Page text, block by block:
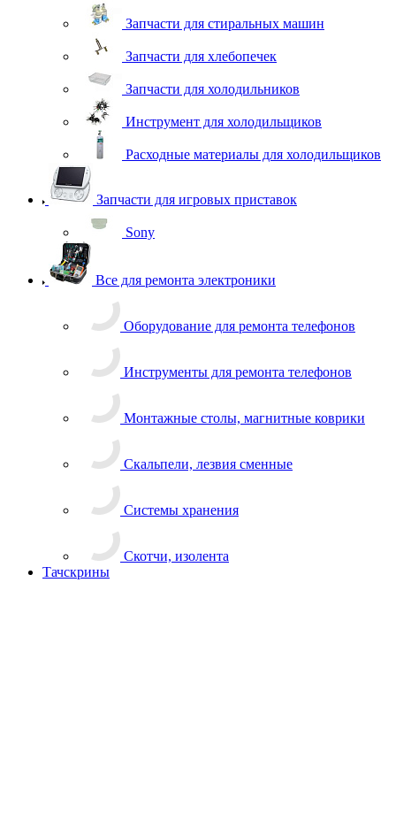
Запчасти для стиральных машин
Запчасти для хлебопечек
Запчасти для холодильников
Инструмент для холодильщиков
Расходные материалы для холодильщиков
Запчасти для игровых приставок
Sony
Все для ремонта электроники
Монтажные столы, магнитные коврики
Скальпели, лезвия сменные